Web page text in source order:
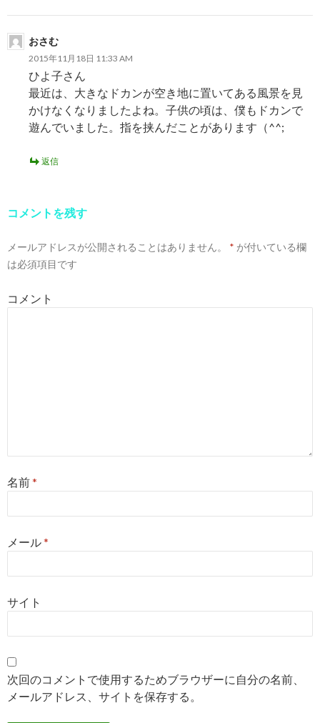
おさむ
2015年11月18日 11:33 AM
ひよ子さん
最近は、大きなドカンが空き地に置いてある風景を見
かけなくなりましたよね。子供の頃は、僕もドカンで
遊んでいました。指を挟んだことがあります（^^;
返信
コメントを残す
メールアドレスが公開されることはありません。 * が付いている欄
は必須項目です
コメント
名前*
メール*
サイト
次回のコメントで使用するためブラウザーに自分の名前、
メールアドレス、サイトを保存する。